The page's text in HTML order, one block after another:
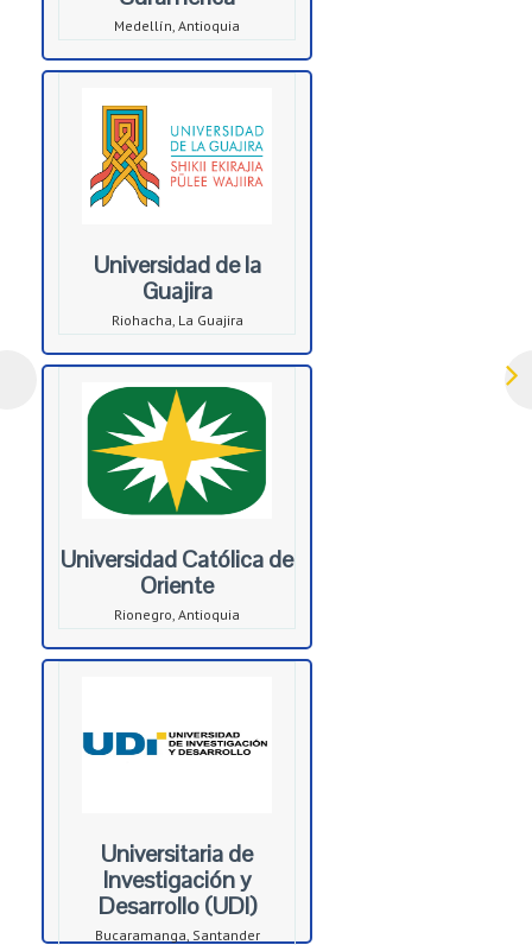
Medellín, Antioquia
Universidad de la
Guajira
Riohacha, La Guajira
Universidad Católica de
Oriente
Rionegro, Antioquia
Universitaria de
Investigación y
Desarrollo (UDI)
Bucaramanga, Santander